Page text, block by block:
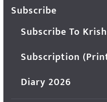
Subscribe
Subscribe To
Subscription
Diary 2026